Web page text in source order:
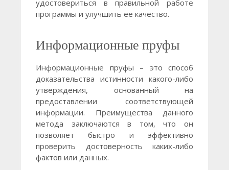
удостовериться в правильной работе
программы и улучшить ее качество.
Информационные пруфы
Информационные пруфы – это способ
доказательства истинности какого-либо
утверждения, основанный на
предоставлении соответствующей
информации. Преимущества данного
метода заключаются в том, что он
позволяет быстро и эффективно
проверить достоверность каких-либо
фактов или данных.